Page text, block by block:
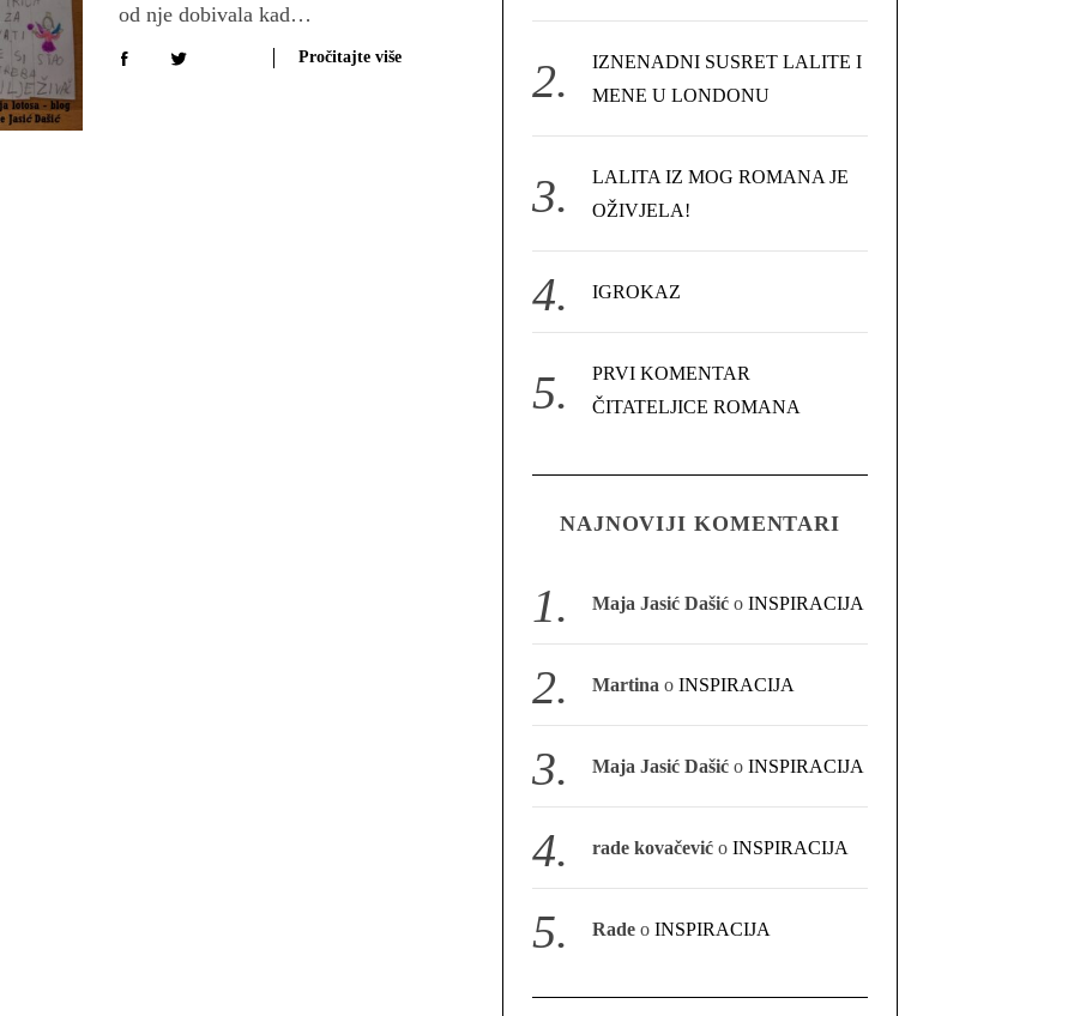
od nje dobivala kad…
Pročitajte više
o
IZNENADNI SUSRET LALITE I
MENE U LONDONU
LALITA IZ MOG ROMANA JE
OŽIVJELA!
IGROKAZ
PRVI KOMENTAR
ČITATELJICE ROMANA
NAJNOVIJI KOMENTARI
Maja Jasić Dašić oINSPIRACIJA
Martina oINSPIRACIJA
Maja Jasić Dašić oINSPIRACIJA
rade kovačević oINSPIRACIJA
Rade oINSPIRACIJA